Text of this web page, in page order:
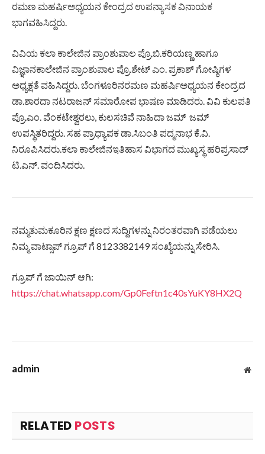
ರಮಣ ಮಹರ್ಷಿಅಧ್ಯಯನ ಕೇಂದ್ರದ ಉಪನ್ಯಾಸಕ ವಿನಾಯಕ
ಭಾಗವಹಿಸಿದ್ದರು.
ವಿವಿಯ ಕಲಾ ಕಾಲೇಜಿನ ಪ್ರಾಂಶುಪಾಲ ಪ್ರೊ.ಬಿ.ಕರಿಯಣ್ಣ ಹಾಗೂ
ವಿಜ್ಞಾನಕಾಲೇಜಿನ ಪ್ರಾಂಶುಪಾಲ ಪ್ರೊ.ಶೇಟ್ ಎಂ. ಪ್ರಕಾಶ್ ಗೋಷ್ಠಿಗಳ
ಅಧ್ಯಕ್ಷತೆ ವಹಿಸಿದ್ದರು. ಬೆಂಗಳೂರಿನರಮಣ ಮಹರ್ಷಿಅಧ್ಯಯನ ಕೇಂದ್ರದ
ಡಾ.ಶಾರದಾ ನಟರಾಜನ್‌ ಸಮಾರೋಪ ಭಾಷಣ ಮಾಡಿದರು. ವಿವಿ ಕುಲಪತಿ
ಪ್ರೊ.ಎಂ. ವೆಂಕಟೇಶ್ವರಲು, ಕುಲಸಚಿವೆ ನಾಹಿದಾ ಜಮ್ ಜಮ್
ಉಪಸ್ಥಿತರಿದ್ದರು. ಸಹ ಪ್ರಾಧ್ಯಾಪಕ ಡಾ.ಸಿಬಂತಿ ಪದ್ಮನಾಭ ಕೆ.ವಿ.
ನಿರೂಪಿಸಿದರು.ಕಲಾ ಕಾಲೇಜಿನಇತಿಹಾಸ ವಿಭಾಗದ ಮುಖ್ಯಸ್ಥ ಹರಿಪ್ರಸಾದ್
ಟಿ.ಎನ್. ವಂದಿಸಿದರು.
ನಮ್ಮತುಮಕೂರಿನ ಕ್ಷಣ ಕ್ಷಣದ ಸುದ್ದಿಗಳನ್ನು ನಿರಂತರವಾಗಿ ಪಡೆಯಲು
ನಿಮ್ಮ ವಾಟ್ಸಾಪ್ ಗ್ರೂಪ್ ಗೆ 8123382149 ಸಂಖ್ಯೆಯನ್ನು ಸೇರಿಸಿ.
ಗ್ರೂಪ್ ಗೆ ಜಾಯಿನ್ ಆಗಿ:
https://chat.whatsapp.com/Gp0Feftn1c40sYuKY8HX2Q
admin
RELATED POSTS